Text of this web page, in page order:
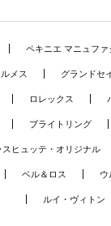
ペキニエ マニュファ
メス グランドセ
ロレックス
ブライトリング
スヒュッテ・オリジナル
ベル＆ロス ウ
ルイ・ヴィトン